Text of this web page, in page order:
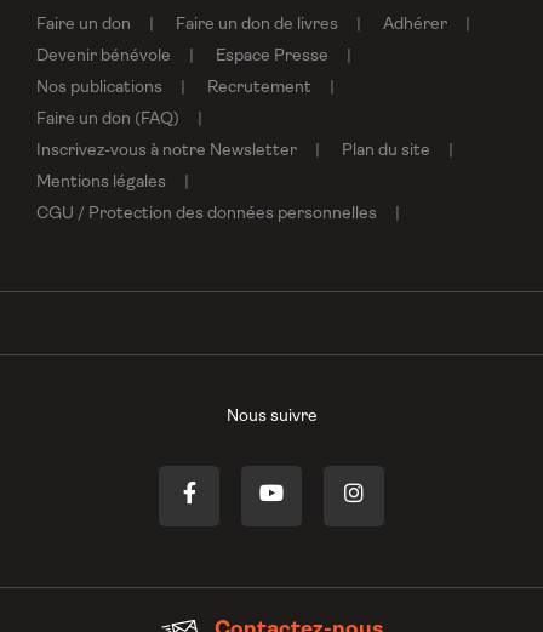
Faire un don Faire un don de livres
Adhérer
Devenir bénévole
Espace Presse
Nos publications
Recrutement
Faire un don (FAQ)
Inscrivez-vous à notre Newsletter
Plan du site
Mentions légales
CGU / Protection des données personnelles
Nous suivre